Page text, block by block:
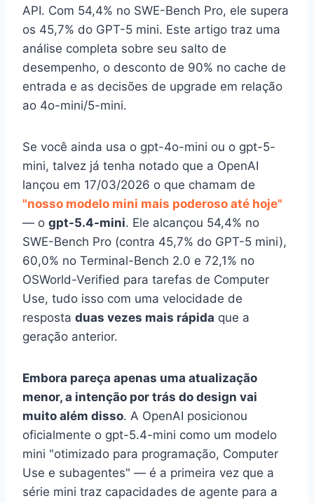
API. Com 54,4% no SWE-Bench Pro, ele supera
os 45,7% do GPT-5 mini. Este artigo traz uma
análise completa sobre seu salto de
desempenho, o desconto de 90% no cache de
entrada e as decisões de upgrade em relação
ao 4o-mini/5-mini.
Se você ainda usa o gpt-4o-mini ou o gpt-5-
mini, talvez já tenha notado que a OpenAI
lançou em 17/03/2026 o que chamam de
"nosso modelo mini mais poderoso até hoje"
— o gpt-5.4-mini. Ele alcançou 54,4% no
SWE-Bench Pro (contra 45,7% do GPT-5 mini),
60,0% no Terminal-Bench 2.0 e 72,1% no
OSWorld-Verified para tarefas de Computer
Use, tudo isso com uma velocidade de
resposta duas vezes mais rápida que a
geração anterior.
Embora pareça apenas uma atualização
menor, a intenção por trás do design vai
muito além disso. A OpenAI posicionou
oficialmente o gpt-5.4-mini como um modelo
mini "otimizado para programação, Computer
Use e subagentes" — é a primeira vez que a
série mini traz capacidades de agente para a